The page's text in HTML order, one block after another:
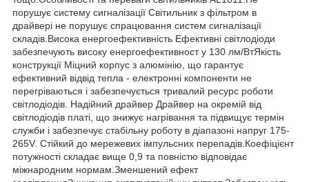
порушує систему сигналізації Світильник з фільтром в
драйвері не порушує спрацювання систем сигналізації
складів.Висока енергоефективність Ефективні світлодіоди
забезпечують високу енергоефективност у 130 лм/ВтЯкість
конструкції Міцний корпус з алюмінію, що гарантує
ефективний відвід тепла - електронні компоненти не
перегріваються і забезпечується тривалий ресурс роботи
світлодіодів. Надійний драйвер Драйвер на окремій від
світлодіодів платі, що знижує нагрівання та підвищує термін
служби і забезпечує стабільну роботу в діапазоні напруг 175-
265V. Стійкий до мережевих імпульсних перепадів.Коефіцієнт
потужності складає вище 0,9 та повністю відповідає
міжнародним нормам.Зменшений ефект